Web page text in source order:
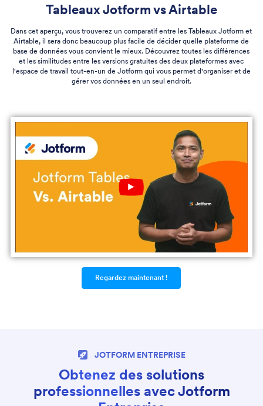
Tableaux Jotform vs Airtable
Dans cet aperçu, vous trouverez un comparatif entre les Tableaux Jotform et
Airtable, il sera donc beaucoup plus facile de décider quelle plateforme de
base de données vous convient le mieux. Découvrez toutes les différences
et les similitudes entre les versions gratuites des deux plateformes avec
l'espace de travail tout-en-un de Jotform qui vous permet d'organiser et de
gérer vos données en un seul endroit.
Play
YouTube
Video
Regardez maintenant !
JOTFORM ENTREPRISE
Obtenez des solutions
professionnelles avec Jotform